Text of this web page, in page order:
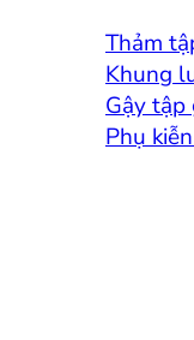
Thảm
Khung
Gậy
Phụ